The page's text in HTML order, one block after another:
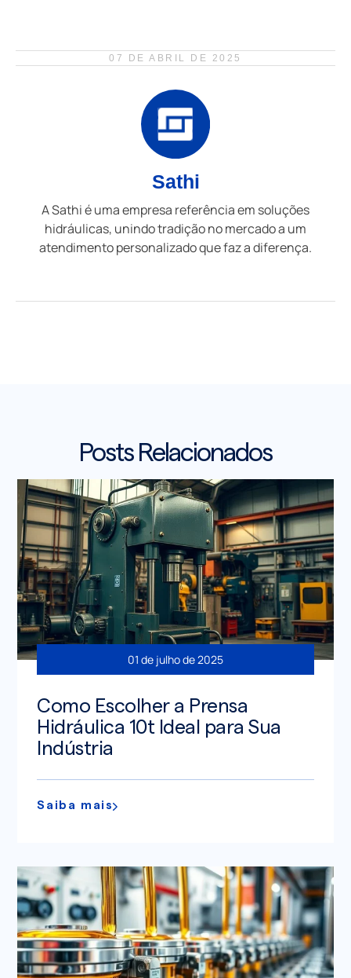
07 DE ABRIL DE 2025
Sathi
A Sathi é uma empresa referência em soluções
hidráulicas, unindo tradição no mercado a um
atendimento personalizado que faz a diferença.
Posts Relacionados
01 de julho de 2025
Como Escolher a Prensa
Hidráulica 10t Ideal para Sua
Indústria
Saiba mais